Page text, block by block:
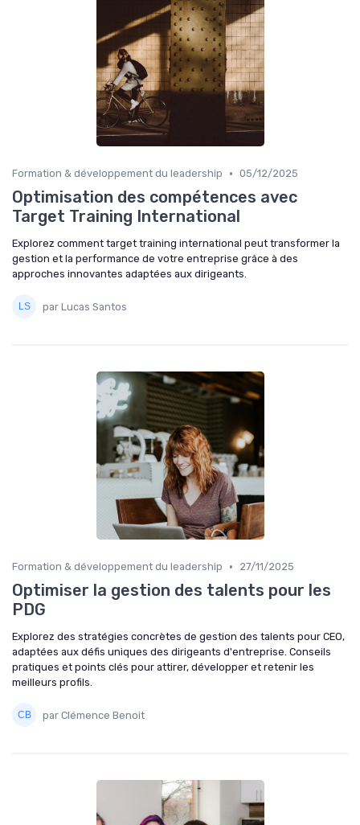
Formation & développement du leadership • 05/12/2025
Optimisation des compétences avec
Target Training International
Explorez comment target training international peut transformer la
gestion et la performance de votre entreprise grâce à des
approches innovantes adaptées aux dirigeants.
par Lucas Santos
Formation & développement du leadership • 27/11/2025
Optimiser la gestion des talents pour les
PDG
Explorez des stratégies concrètes de gestion des talents pour CEO,
adaptées aux défis uniques des dirigeants d'entreprise. Conseils
pratiques et points clés pour attirer, développer et retenir les
meilleurs profils.
par Clémence Benoit